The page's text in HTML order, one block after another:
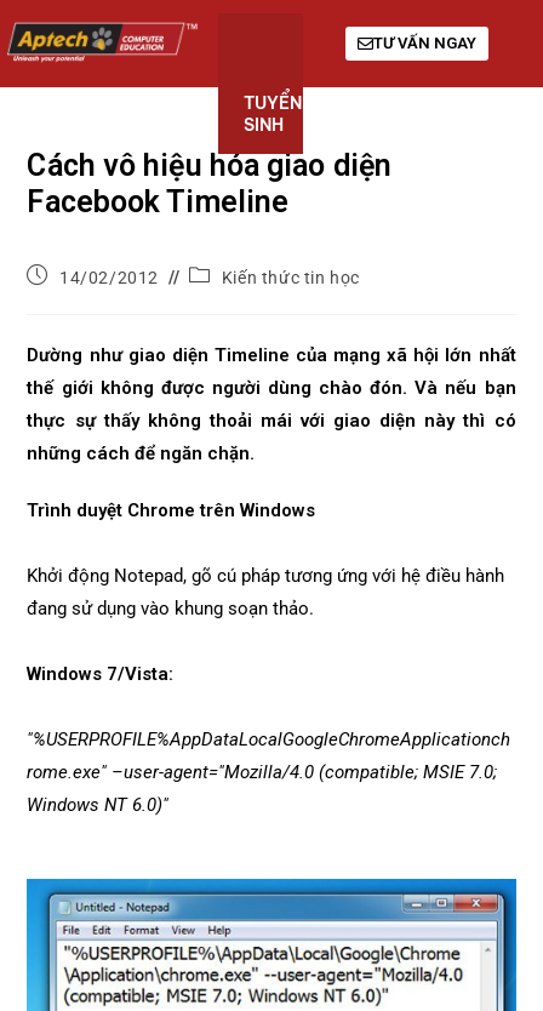
TUYỂN
SINH
TƯ VẤN NGAY
Cách vô hiệu hóa giao diện
Facebook Timeline
14/02/2012 Kiến thức tin học
Dường như giao diện Timeline của mạng xã hội lớn nhất
thế giới không được người dùng chào đón. Và nếu bạn
thực sự thấy không thoải mái với giao diện này thì có
những cách để ngăn chặn.
Trình duyệt Chrome trên Windows
Khởi động Notepad, gõ cú pháp tương ứng với hệ điều hành
đang sử dụng vào khung soạn thảo.
Windows 7/Vista:
"%USERPROFILE%AppDataLocalGoogleChromeApplicationch
rome.exe" –user-agent="Mozilla/4.0 (compatible; MSIE 7.0;
Windows NT 6.0)"